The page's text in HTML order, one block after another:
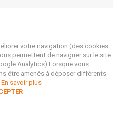
votre navigation (des cookies
permettent de naviguer sur le site
Analytics).Lorsque vous
être amenés à déposer différents
En savoir plus